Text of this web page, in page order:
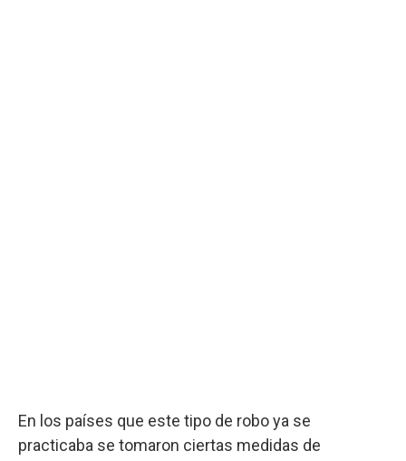
En los países que este tipo de robo ya se
practicaba se tomaron ciertas medidas de